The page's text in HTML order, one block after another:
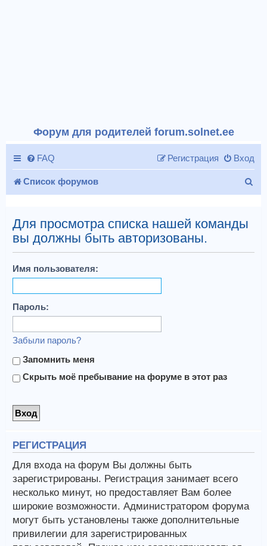
Форум для родителей forum.solnet.ee
FAQ Вход
Регистрация
Список форумов
Для просмотра списка нашей команды
вы должны быть авторизованы.
Имя пользователя:
Пароль:
Забыли пароль?
Запомнить меня
Скрыть моё пребывание на форуме в этот раз
РЕГИСТРАЦИЯ
Для входа на форум Вы должны быть
зарегистрированы. Регистрация занимает всего
несколько минут, но предоставляет Вам более
широкие возможности. Администратором форума
могут быть установлены также дополнительные
привилегии для зарегистрированных